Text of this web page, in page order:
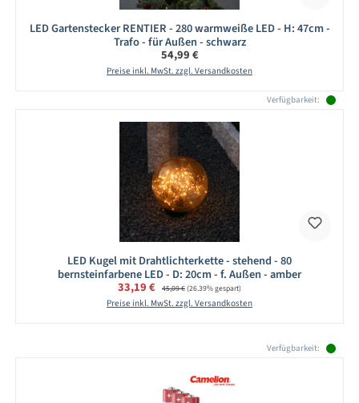
LED Gartenstecker RENTIER - 280 warmweiße LED - H: 47cm -
Trafo - für Außen - schwarz
Regulärer Preis:
54,99 €
Preise inkl. MwSt. zzgl. Versandkosten
Verfügbarkeit:
LED Kugel mit Drahtlichterkette - stehend - 80
bernsteinfarbene LED - D: 20cm - f. Außen - amber
Verkaufspreis:
33,19 € Regulärer Preis:
45,09 €(26.39% gespart)
Preise inkl. MwSt. zzgl. Versandkosten
Verfügbarkeit: